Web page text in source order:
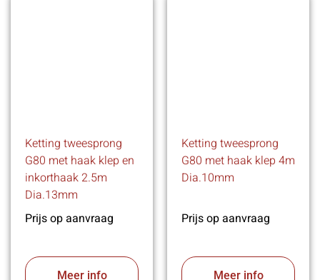
Ketting tweesprong
G80 met haak klep en
inkorthaak 2.5m
Dia.13mm
Prijs op aanvraag
Meer info
Ketting tweesprong
G80 met haak klep 4m
Dia.10mm
Prijs op aanvraag
Meer info